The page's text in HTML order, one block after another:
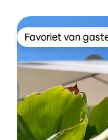
Favoriet van
Favoriet van